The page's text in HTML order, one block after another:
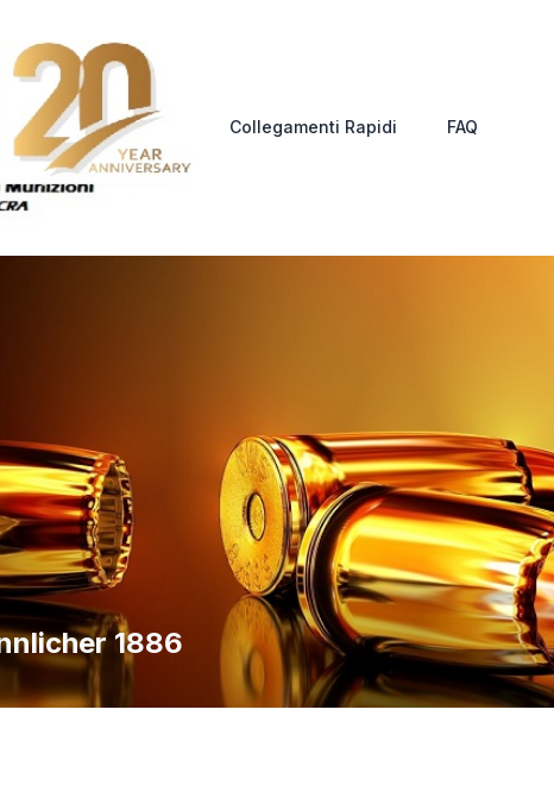
Collegamenti Rapidi FAQ
1886